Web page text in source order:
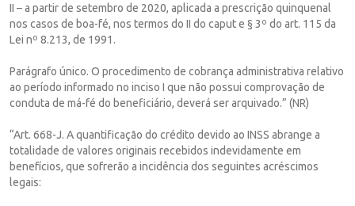
II – a partir de setembro de 2020, aplicada a prescrição quinquenal
nos casos de boa-fé, nos termos do II do caput e § 3º do art. 115 da
Lei nº 8.213, de 1991.
Parágrafo único. O procedimento de cobrança administrativa relativo
ao período informado no inciso I que não possui comprovação de
conduta de má-fé do beneficiário, deverá ser arquivado.” (NR)
“Art. 668-J. A quantificação do crédito devido ao INSS abrange a
totalidade de valores originais recebidos indevidamente em
benefícios, que sofrerão a incidência dos seguintes acréscimos
legais: